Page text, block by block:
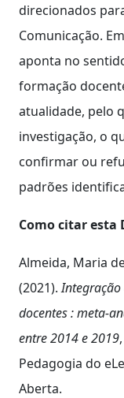
direcionados
Comunicação.
aponta no
formação
atualidade, pelo
investigação, o
confirmar ou
padrões
Como citar esta
Almeida, Maria
(2021).Integração
docentes : meta-
entre 2014 e 2019
Pedagogia do
Aberta.